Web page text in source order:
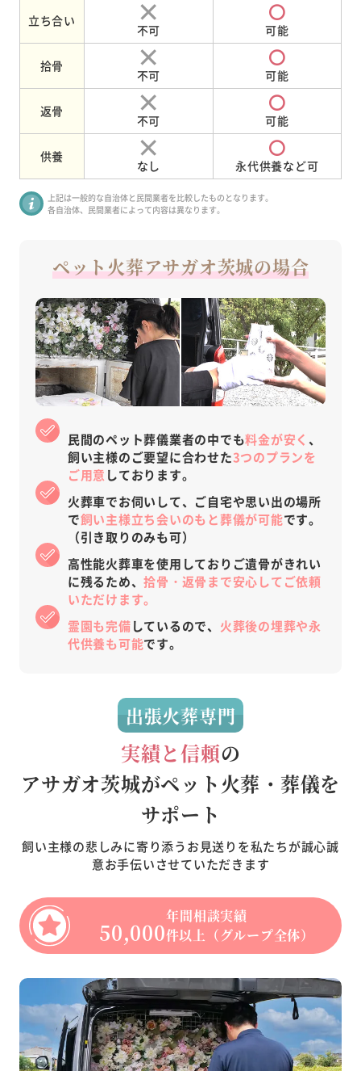
立ち合い
不可 可能
拾骨
不可 可能
返骨
不可 可能
供養
なし 永代供養など可
上記は一般的な自治体と民間業者を比較したものとなります。
各自治体、民間業者によって内容は異なります。
ペット火葬アサガオ茨城の場合
民間のペット葬儀業者の中でも料金が安く 、
飼い主様のご要望に合わせた3つのプランを
ご用意 しております。
火葬車でお伺いして、ご自宅や思い出の場所
で飼い主様立ち会いのもと葬儀が可能です。
（引き取りのみも可）
高性能火葬車を使用しておりご遺骨がきれい
に残るため、拾骨・返骨まで安心してご依頼
いただけます。
霊園も完備しているので、 火葬後の埋葬や永
代供養も可能です。
出張火葬専門
実績と信頼の
アサガオ茨城がペット火葬・葬儀を
サポート
飼い主様の悲しみに寄り添うお見送りを私たちが誠心誠
意お手伝いさせていただきます
年間相談実績
50,000件以上（グループ全体）